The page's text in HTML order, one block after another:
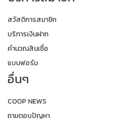
สวัสดิการสมาชิก
บริการเงินฝาก
คำนวณสินเชื่อ
แบบฟอร์ม
อื่นๆ
COOP NEWS
ถามตอบปัญหา